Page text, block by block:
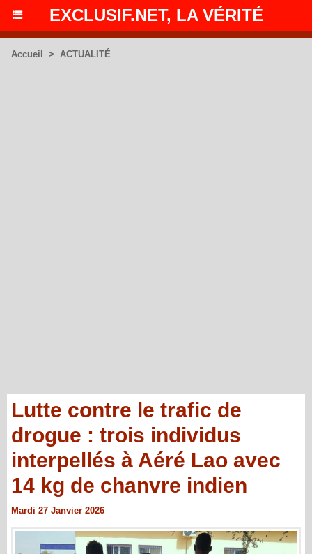
EXCLUSIF.NET, LA VÉRITÉ
Accueil > ACTUALITÉ
Lutte contre le trafic de
drogue : trois individus
interpellés à Aéré Lao avec
14 kg de chanvre indien
Mardi 27 Janvier 2026